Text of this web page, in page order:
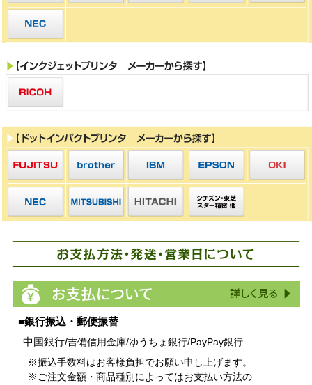
■銀行振込・郵便振替
中国銀行/吉備信用金庫/ゆうちょ銀行/PayPay銀行
※振込手数料はお客様負担でお願い申し上げます。
※ご注文金額・商品種別によってはお支払い方法の